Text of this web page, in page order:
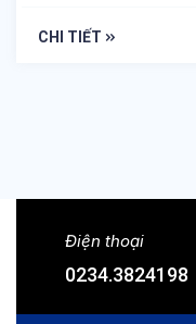
CHI TIẾT
Điện thoại
0234.3824198